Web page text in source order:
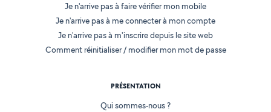
Je n'arrive pas à faire vérifier mon mobile
Je n'arrive pas à me connecter à mon compte
Je n'arrive pas à m'inscrire depuis le site web
Comment réinitialiser / modifier mon mot de passe
PRÉSENTATION
Qui sommes-nous ?